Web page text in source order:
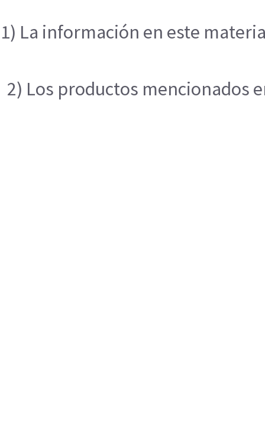
1) La información en este
2) Los productos mencionados